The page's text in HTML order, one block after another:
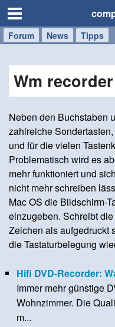
Forum News Tipps
Handy
Windows
Mac
Wm recorder
Neben den Buchstaben
zahlreiche
und für die vielen
Problematisch wird es
mehr funktioniert und
nicht mehr schreiben
Mac OS die Bildschirm-
einzugeben. Schreibt
Zeichen als aufgedruckt
die Tastaturbelegung
Hifi DVD-Recorder:
Immer mehr günstige
Wohnzimmer. Die
m...